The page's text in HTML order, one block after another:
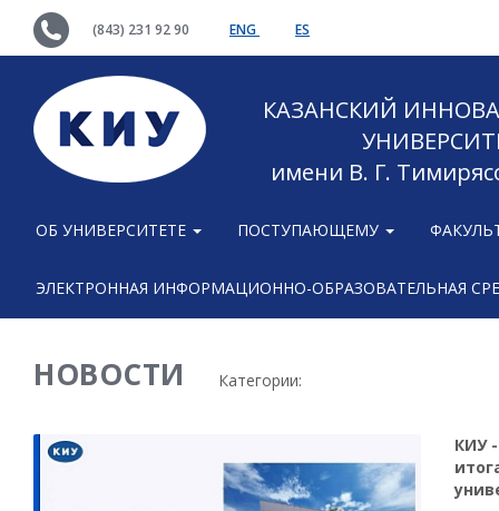
(843) 231 92 90 ENG ES
КАЗАНСКИЙ
имени В. Г.
ОБ УНИВЕРСИТЕТЕ ПОСТУПАЮЩЕМУ
ЭЛЕКТРОННАЯ ИНФОРМАЦИОННО-ОБРАЗОВАТЕЛЬНАЯ
НОВОСТИ Категории:
КИУ